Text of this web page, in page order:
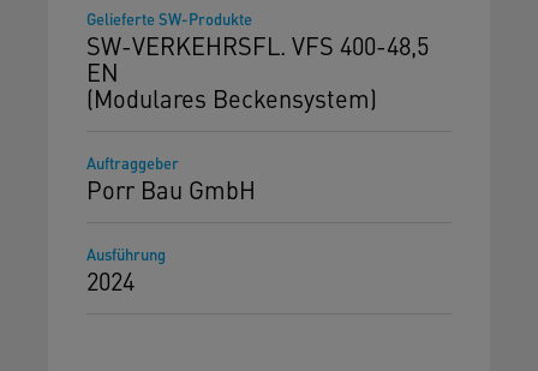
Gelieferte SW-Produkte
SW-VERKEHRSFL. VFS 400-48,5
EN
(Modulares Beckensystem)
Auftraggeber
Porr Bau GmbH
Ausführung
2024